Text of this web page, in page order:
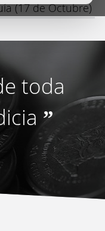
(17 de Octubre)
toda
”